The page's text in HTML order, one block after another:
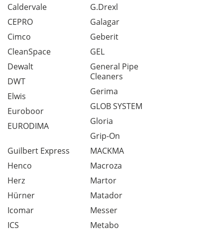
Caldervale
CEPRO
Cimco
CleanSpace
Dewalt
DWT
Elwis
Euroboor
EURODIMA
G.Drexl
Galagar
Geberit
GEL
General Pipe
Cleaners
Gerima
GLOB SYSTEM
Gloria
Grip-On
Guilbert Express
Henco
Herz
Hürner
Icomar
ICS
MACKMA
Macroza
Martor
Matador
Messer
Metabo